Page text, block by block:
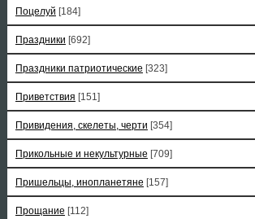
Поцелуй [184]
Праздники [692]
Праздники патриотические [323]
Приветствия [151]
Привидения, скелеты, черти [354]
Прикольные и некультурные [709]
Пришельцы, инопланетяне [157]
Прощание [112]